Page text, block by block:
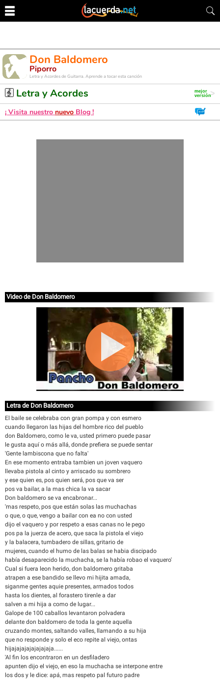
Don Baldomero
Piporro
Letra y Acordes de Guitarra. Aprende a tocar esta canción
Letra y Acordes
¡ Visita nuestro nuevo Blog !
Video de Don Baldomero
Letra de Don Baldomero
El baile se celebraba con gran pompa y con esmero
cuando llegaron las hijas del hombre rico del pueblo
don Baldomero, como le va, usted primero puede pasar
le gusta aquí o más allá, donde prefiera se puede sentar
'Gente lambiscona que no falta'
En ese momento entraba tambien un joven vaquero
llevaba pistola al cinto y arriscado su sombrero
y ese quien es, pos quien será, pos que va ser
pos va bailar, a la mas chica la va sacar
Don baldomero se va encabronar...
'mas respeto, pos que están solas las muchachas
o que, o que, vengo a bailar con ea no con usted
dijo el vaquero y por respeto a esas canas no le pego
pos pa la juerza de acero, que saca la pistola el viejo
y la balacera, tumbadero de sillas, gritario de
mujeres, cuando el humo de las balas se habia discipado
había desaparecido la muchacha, se la había robao el vaquero'
Cual si fuera leon herido, don baldomero gritaba
atrapen a ese bandido se llevo mi hijita amada,
siganme gentes aquie presentes, armados todos
hasta los dientes, al forastero tirenle a dar
salven a mi hija a como de lugar...
Galope de 100 caballos levantaron polvadera
delante don baldomero de toda la gente aquella
cruzando montes, saltando valles, llamando a su hija
que no responde y solo el eco repite al viejo, ontas
hijajajajajajajajaja......
'Al fin los encontraron en un desfiladero
apunten dijo el viejo, en eso la muchacha se interpone entre
los dos y le dice: apá, mas respeto pal futuro padre